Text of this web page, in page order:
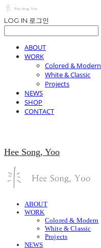
LOG IN 로그인
ABOUT
WORK
Colored & Modern
White & Classic
Projects
NEWS
SHOP
CONTACT
Hee Song, Yoo
ABOUT
WORK
Colored & Modern
White & Classic
Projects
NEWS